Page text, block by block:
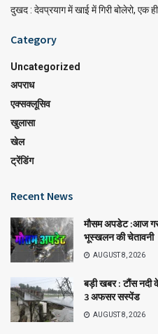
दुखद : देवप्रयाग में खाई में गिरी बोलेरो, एक
Category
Uncategorized
अपराध
एक्सक्लूसिव
खुलासा
खेल
ट्रेंडिंग
Recent News
मौसम अपडेट :आज
भूस्खलन की चेतावनी
AUGUST 8, 2026
बड़ी खबर : टौंस नदी
3 अफसर सस्पेंड
AUGUST 8, 2026